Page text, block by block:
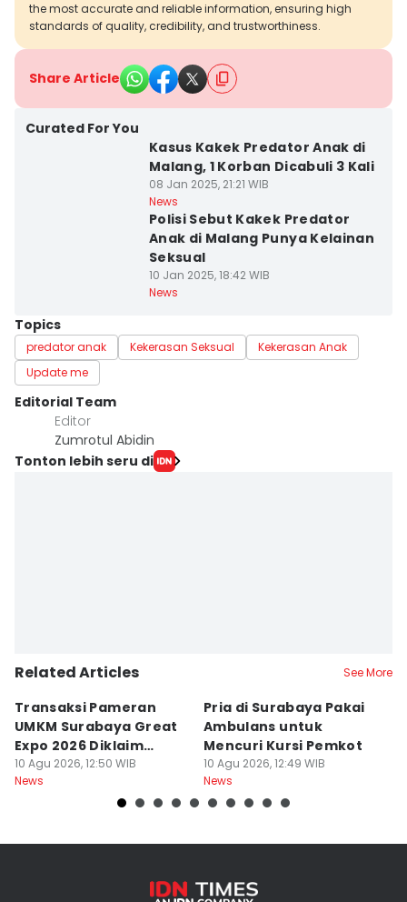
the most accurate and reliable information, ensuring high
standards of quality, credibility, and trustworthiness.
Share Article
Curated For You
Kasus Kakek Predator Anak di
Malang, 1 Korban Dicabuli 3 Kali
08 Jan 2025, 21:21 WIB
News
Polisi Sebut Kakek Predator
Anak di Malang Punya Kelainan
Seksual
10 Jan 2025, 18:42 WIB
News
Topics
predator anak Kekerasan Seksual
Kekerasan Anak
Update me
Editorial Team
Editor
Zumrotul Abidin
Tonton lebih seru di
Related Articles See More
Transaksi Pameran
UMKM Surabaya Great
Expo 2026 Diklaim
Mencapai Rp7 M
10 Agu 2026, 12:50 WIB
News
Pria di Surabaya Pakai
Ambulans untuk
Mencuri Kursi Pemkot
10 Agu 2026, 12:49 WIB
News